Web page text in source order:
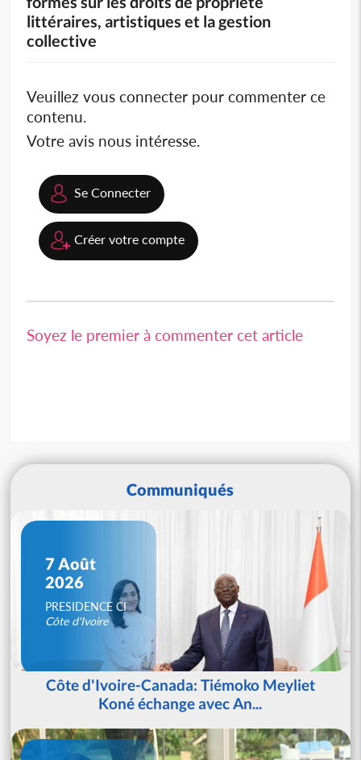
littéraires, artistiques et la gestion
collective
Veuillez vous connecter pour commenter ce
contenu.
Votre avis nous intéresse.
Se Connecter
Créer votre compte
Soyez le premier à commenter cet article
Communiqués
7 Août
2026
PRESIDENCE CI
Côte d'Ivoire
Côte d'Ivoire-Canada: Tiémoko Meyliet
Koné échange avec An...